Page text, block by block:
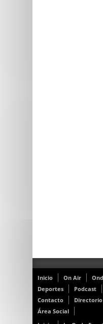
Inicio On Air
Deportes
Podcast
Contacto
Directorio
Área Social